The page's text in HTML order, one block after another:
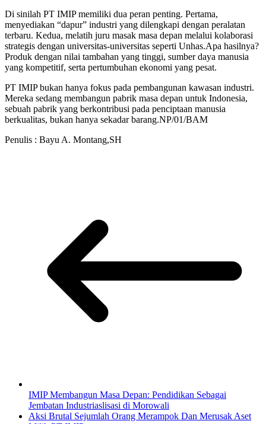
Di sinilah PT IMIP memiliki dua peran penting. Pertama,
menyediakan “dapur” industri yang dilengkapi dengan peralatan
terbaru. Kedua, melatih juru masak masa depan melalui kolaborasi
strategis dengan universitas-universitas seperti Unhas.Apa hasilnya?
Produk dengan nilai tambahan yang tinggi, sumber daya manusia
yang kompetitif, serta pertumbuhan ekonomi yang pesat.
PT IMIP bukan hanya fokus pada pembangunan kawasan industri.
Mereka sedang membangun pabrik masa depan untuk Indonesia,
sebuah pabrik yang berkontribusi pada penciptaan manusia
berkualitas, bukan hanya sekadar barang.NP/01/BAM
Penulis : Bayu A. Montang,SH
IMIP Membangun Masa Depan: Pendidikan Sebagai
Jembatan Industriaslisasi di Morowali
Aksi Brutal Sejumlah Orang Merampok Dan Merusak Aset